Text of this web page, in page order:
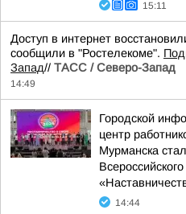
15:11
Доступ в интернет
сообщили в "Ростелекоме".
Запад// ТАСС / Северо-Запад
14:49
Городской
центр
Мурманска
Всероссийского
14:44